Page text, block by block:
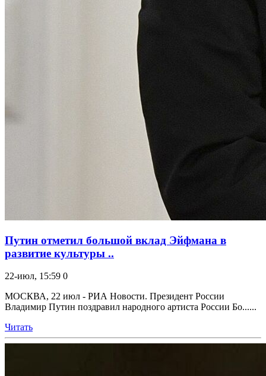
Путин отметил большой вклад Эйфмана в
развитие культуры ..
22-июл, 15:59 0
МОСКВА, 22 июл - РИА Новости. Президент России
Владимир Путин поздравил народного артиста России Бо......
Читать